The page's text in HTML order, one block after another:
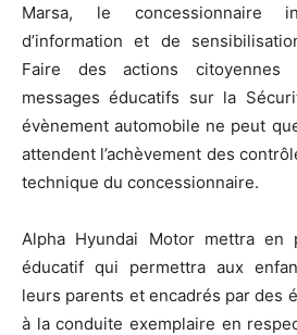
Marsa, le concessionnaire
d’information et de
Faire des actions citoyennes
messages éducatifs sur la
évènement automobile ne peut
attendent l’achèvement des
technique du concessionnaire.
Alpha Hyundai Motor mettra
éducatif qui permettra aux
leurs parents et encadrés par des
à la conduite exemplaire en